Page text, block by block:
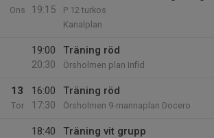
Ons
19:15
P 12 turkos
Kanalplan
19:00
20:30
Träning röd
Örsholmen plan Infid
13
Tor
16:00
17:30
Träning röd
Örsholmen 9-mannaplan Docero
18:40
Träning vit grupp